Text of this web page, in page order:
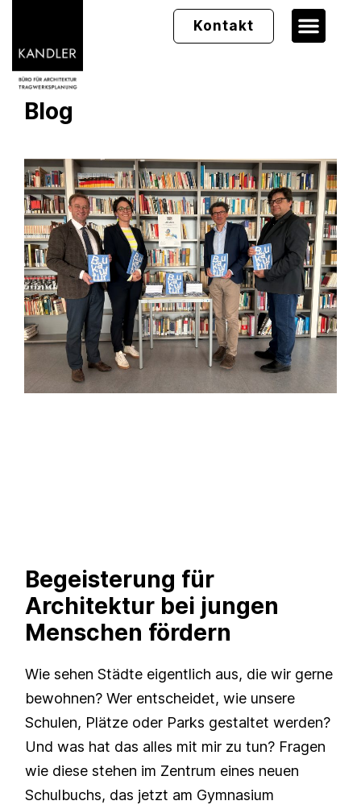
Kontakt
Blog
Begeisterung für
Architektur bei jungen
Menschen fördern
Wie sehen Städte eigentlich aus, die wir gerne
bewohnen? Wer entscheidet, wie unsere
Schulen, Plätze oder Parks gestaltet werden?
Und was hat das alles mit mir zu tun? Fragen
wie diese stehen im Zentrum eines neuen
Schulbuchs, das jetzt am Gymnasium